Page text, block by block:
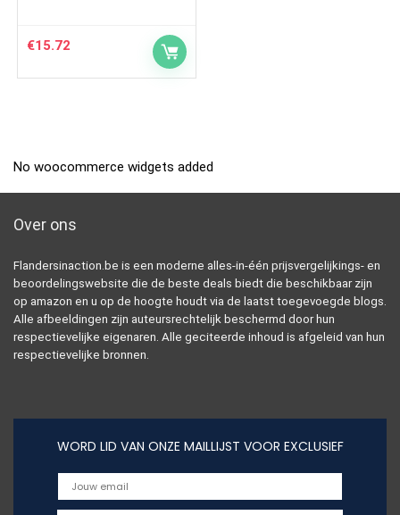
€15.72
No woocommerce widgets added
Over ons
Flandersinaction.be is een moderne alles-in-één prijsvergelijkings- en
beoordelingswebsite die de beste deals biedt die beschikbaar zijn
op amazon en u op de hoogte houdt via de laatst toegevoegde blogs.
Alle afbeeldingen zijn auteursrechtelijk beschermd door hun
respectievelijke eigenaren. Alle geciteerde inhoud is afgeleid van hun
respectievelijke bronnen.
WORD LID VAN ONZE MAILLIJST VOOR EXCLUSIEF